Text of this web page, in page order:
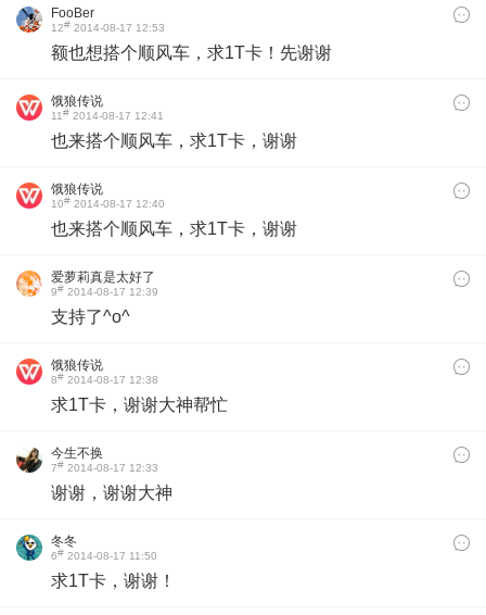
FooBer
12# 2014-08-17 12:53
额也想搭个顺风车，求1T卡！先谢谢
饿狼传说
11# 2014-08-17 12:41
也来搭个顺风车，求1T卡，谢谢
饿狼传说
10# 2014-08-17 12:40
也来搭个顺风车，求1T卡，谢谢
爱萝莉真是太好了
9# 2014-08-17 12:39
支持了^o^
饿狼传说
8# 2014-08-17 12:38
求1T卡，谢谢大神帮忙
今生不换
7# 2014-08-17 12:33
谢谢，谢谢大神
冬冬
6# 2014-08-17 11:50
求1T卡，谢谢！